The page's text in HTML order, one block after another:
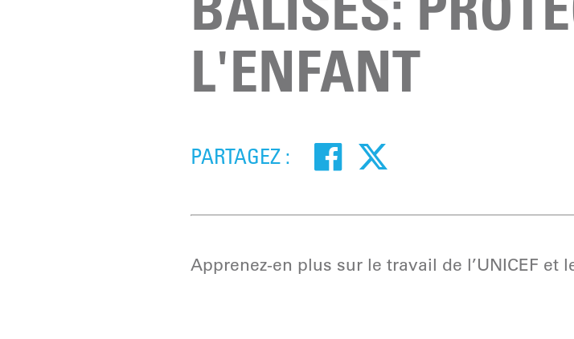
L'ENFANT
PARTAGEZ :
Apprenez-en plus sur le travail de l’UNICEF